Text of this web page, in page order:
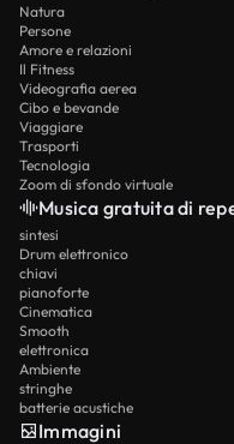
Natura
Persone
Amore e relazioni
Il Fitness
Videografia aerea
Cibo e bevande
Viaggiare
Trasporti
Tecnologia
Zoom di sfondo virtuale
Musica gratuita di
sintesi
Drum elettronico
chiavi
pianoforte
Cinematica
Smooth
elettronica
Ambiente
stringhe
batterie acustiche
Immagini